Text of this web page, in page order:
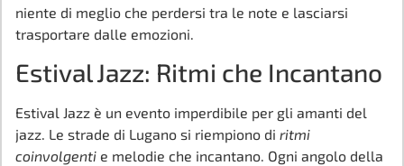
niente di meglio che perdersi tra le note e lasciarsi
trasportare dalle emozioni.
Estival Jazz: Ritmi che Incantano
Estival Jazz è un evento imperdibile per gli amanti del
jazz. Le strade di Lugano si riempiono di ritmi
coinvolgenti e melodie che incantano. Ogni angolo della